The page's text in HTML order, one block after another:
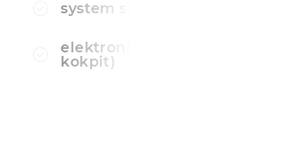
system sterowania glosem
elektroniczne zegary (wirtualny
kokpit)